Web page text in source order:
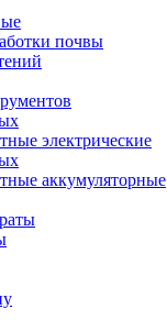
почвы
электрические
аккумуляторные